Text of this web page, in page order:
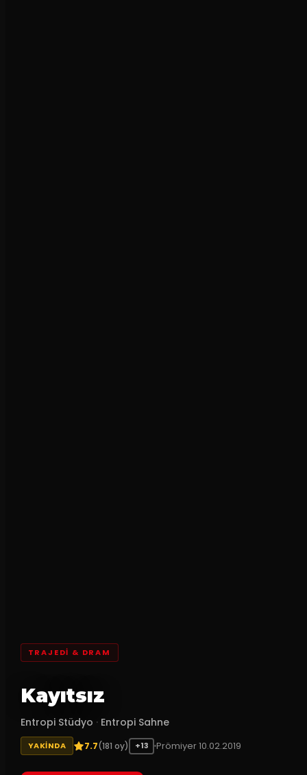
TRAJEDI & DRAM
Kayıtsız
Entropi Stüdyo · Entropi Sahne
YAKINDA 7.7(181 oy) +13 Prömiyer10.02.2019